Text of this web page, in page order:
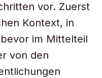
vor. Zuerst
Kontext, in
im Mittelteil
von den